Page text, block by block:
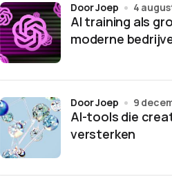
AI training als
moderne
door Joep 4
AI-tools die
versterken
door Joep 9